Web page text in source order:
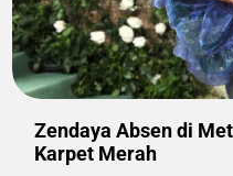
Zendaya Absen di
Karpet Merah